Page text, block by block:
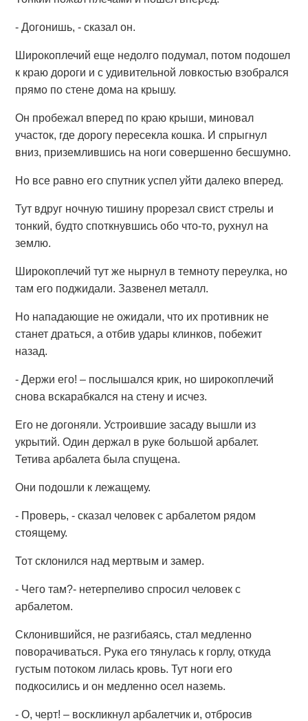
- Догонишь, - сказал он.
Широкоплечий еще недолго подумал, потом подошел
к краю дороги и с удивительной ловкостью взобрался
прямо по стене дома на крышу.
Он пробежал вперед по краю крыши, миновал
участок, где дорогу пересекла кошка. И спрыгнул
вниз, приземлившись на ноги совершенно бесшумно.
Но все равно его спутник успел уйти далеко вперед.
Тут вдруг ночную тишину прорезал свист стрелы и
тонкий, будто споткнувшись обо что-то, рухнул на
землю.
Широкоплечий тут же нырнул в темноту переулка, но
там его поджидали. Зазвенел металл.
Но нападающие не ожидали, что их противник не
станет драться, а отбив удары клинков, побежит
назад.
- Держи его! – послышался крик, но широкоплечий
снова вскарабкался на стену и исчез.
Его не догоняли. Устроившие засаду вышли из
укрытий. Один держал в руке большой арбалет.
Тетива арбалета была спущена.
Они подошли к лежащему.
- Проверь, - сказал человек с арбалетом рядом
стоящему.
Тот склонился над мертвым и замер.
- Чего там?- нетерпеливо спросил человек с
арбалетом.
Склонившийся, не разгибаясь, стал медленно
поворачиваться. Рука его тянулась к горлу, откуда
густым потоком лилась кровь. Тут ноги его
подкосились и он медленно осел наземь.
- О, черт! – воскликнул арбалетчик и, отбросив